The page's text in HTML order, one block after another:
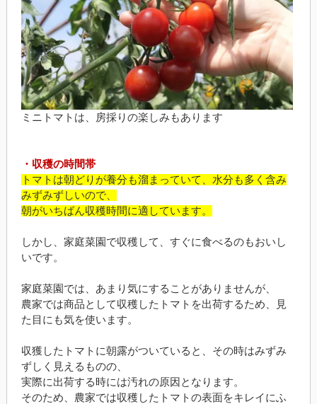
ミニトマトは、房採りの楽しみもあります
・収穫の時間帯
トマトは朝どりが養分も溜まっていて、水分も多く含み
みずみずしいので、
朝がいちばん収穫時間に適しています。
しかし、家庭菜園で収穫して、すぐに食べるのもおいし
いです。
家庭菜園では、あまり気にすることがありませんが、
農家では商品として収穫したトマトを出荷するため、見
た目にも気を使います。
収獲したトマトに朝露がついていると、その時はみずみ
ずしく見えるものの、
実際に出荷する時には汚れの原因となります。
そのため、農家では収穫したトマトの表面をキレイにふ